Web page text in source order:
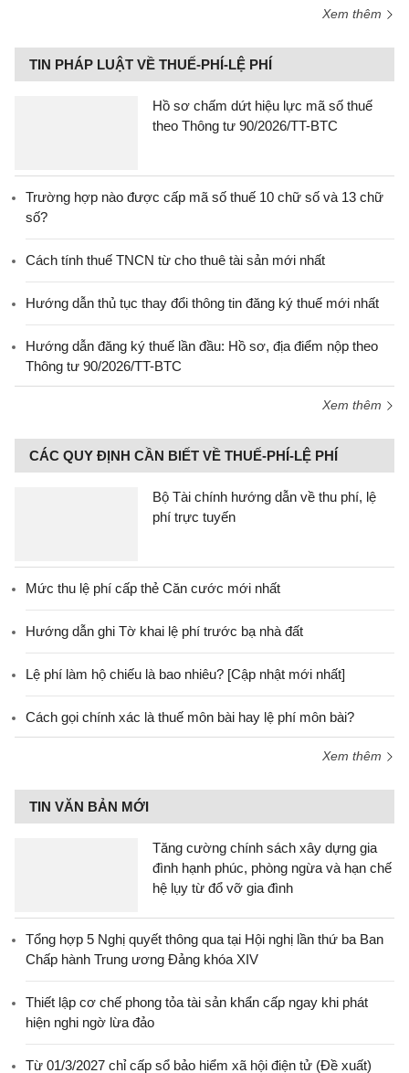
Xem thêm
TIN PHÁP LUẬT VỀ THUẾ-PHÍ-LỆ PHÍ
Hồ sơ chấm dứt hiệu lực mã số thuế
theo Thông tư 90/2026/TT-BTC
Trường hợp nào được cấp mã số thuế 10 chữ số và 13 chữ
số?
Cách tính thuế TNCN từ cho thuê tài sản mới nhất
Hướng dẫn thủ tục thay đổi thông tin đăng ký thuế mới nhất
Hướng dẫn đăng ký thuế lần đầu: Hồ sơ, địa điểm nộp theo
Thông tư 90/2026/TT-BTC
Xem thêm
CÁC QUY ĐỊNH CẦN BIẾT VỀ THUẾ-PHÍ-LỆ PHÍ
Bộ Tài chính hướng dẫn về thu phí, lệ
phí trực tuyến
Mức thu lệ phí cấp thẻ Căn cước mới nhất
Hướng dẫn ghi Tờ khai lệ phí trước bạ nhà đất
Lệ phí làm hộ chiếu là bao nhiêu? [Cập nhật mới nhất]
Cách gọi chính xác là thuế môn bài hay lệ phí môn bài?
Xem thêm
TIN VĂN BẢN MỚI
Tăng cường chính sách xây dựng gia
đình hạnh phúc, phòng ngừa và hạn chế
hệ lụy từ đổ vỡ gia đình
Tổng hợp 5 Nghị quyết thông qua tại Hội nghị lần thứ ba Ban
Chấp hành Trung ương Đảng khóa XIV
Thiết lập cơ chế phong tỏa tài sản khẩn cấp ngay khi phát
hiện nghi ngờ lừa đảo
Từ 01/3/2027 chỉ cấp sổ bảo hiểm xã hội điện tử (Đề xuất)